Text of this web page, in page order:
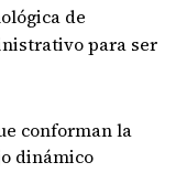
de
para ser
conforman la
dinámico